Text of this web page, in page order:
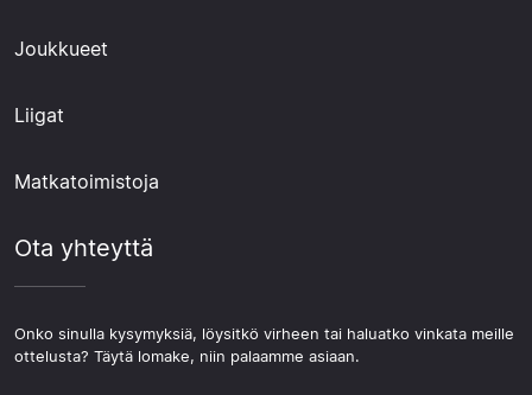
Joukkueet
Liigat
Matkatoimistoja
Ota yhteyttä
Onko sinulla kysymyksiä, löysitkö virheen tai haluatko vinkata meille
ottelusta? Täytä lomake, niin palaamme asiaan.